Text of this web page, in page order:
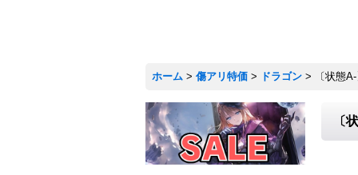
ホーム > 傷アリ特価 > ドラゴン > 〔状態
〔